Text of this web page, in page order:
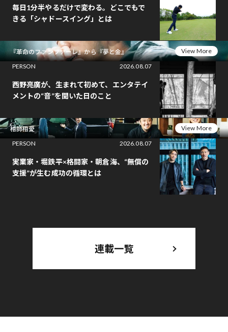
毎日1分半やるだけで変わる。どこでもで
きる「シャドースイング」とは
『革命のファンファーレ』から『夢と金』
View More
PERSON
2026.08.07
西野亮廣が、生まれて初めて、エンタテイ
メントの“音”を聞いた日のこと
相師相愛
View More
PERSON
2026.08.07
実業家・堀鉄平×格闘家・朝倉海、“無償の
支援”が生む成功の循環とは
連載一覧